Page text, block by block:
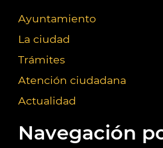
Ayuntamiento
La ciudad
Trámites
Atención ciudadana
Actualidad
Navegación